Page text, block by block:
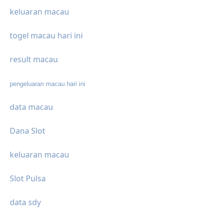
keluaran macau
togel macau hari ini
result macau
pengeluaran macau hari ini
data macau
Dana Slot
keluaran macau
Slot Pulsa
data sdy